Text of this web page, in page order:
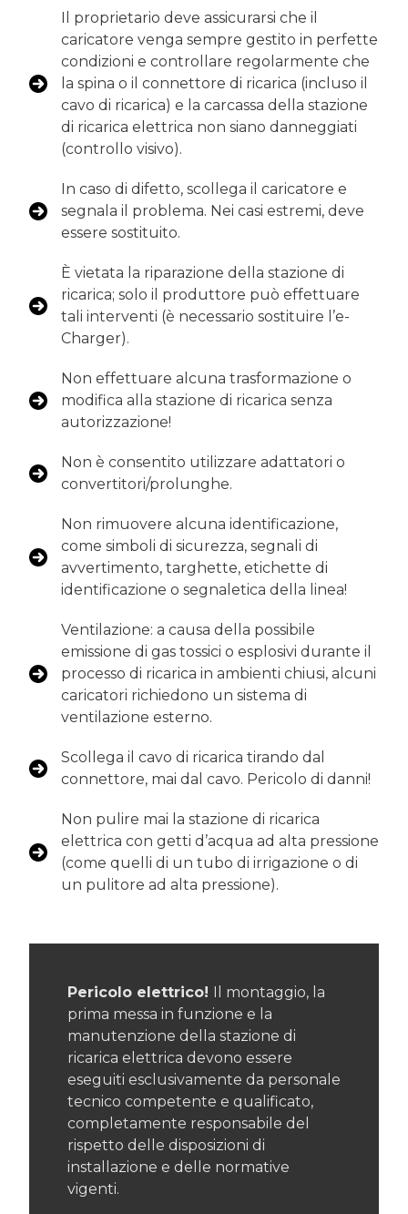
Il proprietario deve assicurarsi che il
caricatore venga sempre gestito in perfette
condizioni e controllare regolarmente che
la spina o il connettore di ricarica (incluso il
cavo di ricarica) e la carcassa della stazione
di ricarica elettrica non siano danneggiati
(controllo visivo).
In caso di difetto, scollega il caricatore e
segnala il problema. Nei casi estremi, deve
essere sostituito.
È vietata la riparazione della stazione di
ricarica; solo il produttore può effettuare
tali interventi (è necessario sostituire l’e-
Charger).
Non effettuare alcuna trasformazione o
modifica alla stazione di ricarica senza
autorizzazione!
Non è consentito utilizzare adattatori o
convertitori/prolunghe.
Non rimuovere alcuna identificazione,
come simboli di sicurezza, segnali di
avvertimento, targhette, etichette di
identificazione o segnaletica della linea!
Ventilazione: a causa della possibile
emissione di gas tossici o esplosivi durante il
processo di ricarica in ambienti chiusi, alcuni
caricatori richiedono un sistema di
ventilazione esterno.
Scollega il cavo di ricarica tirando dal
connettore, mai dal cavo. Pericolo di danni!
Non pulire mai la stazione di ricarica
elettrica con getti d’acqua ad alta pressione
(come quelli di un tubo di irrigazione o di
un pulitore ad alta pressione).
Pericolo elettrico! Il montaggio, la
prima messa in funzione e la
manutenzione della stazione di
ricarica elettrica devono essere
eseguiti esclusivamente da personale
tecnico competente e qualificato,
completamente responsabile del
rispetto delle disposizioni di
installazione e delle normative
vigenti.